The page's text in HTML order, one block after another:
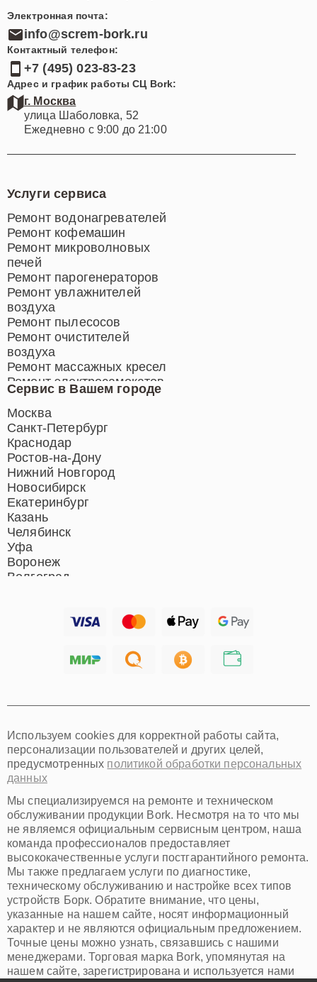
Электронная почта:
info@screm-bork.ru
Контактный телефон:
+7 (495) 023-83-23
Адрес и график работы СЦ Bork:
г. Москва
улица Шаболовка, 52
Ежедневно с 9:00 до 21:00
Сервис в Вашем городе
Москва
Санкт-Петербург
Краснодар
Ростов-на-Дону
Нижний Новгород
Новосибирск
Екатеринбург
Казань
Челябинск
Уфа
Воронеж
Волгоград
Хабаровск
Иркутск
Омск
Красноярск
Пермь
Ульяновск
Киров
Архангельск
Астрахань
Белгород
Благовещенск
Брянск
Владивосток
Владикавказ
Владимир
Волжский
Вологда
Грозный
Иваново
Услуги сервиса
Ремонт водонагревателей
Ремонт кофемашин
Ремонт микроволновых
печей
Ремонт парогенераторов
Ремонт увлажнителей
воздуха
Ремонт пылесосов
Ремонт очистителей
воздуха
Ремонт массажных кресел
Ремонт электросамокатов
Ремонт индукционных плит
Ремонт роботов-пылесосов
Ремонт гладильных систем
Ремонт отпаривателей
Ремонт вертикальных
пылесосов
Используем cookies для корректной работы сайта,
персонализации пользователей и других целей,
предусмотренных политикой обработки персональных
данных
Мы специализируемся на ремонте и техническом
обслуживании продукции Bork. Несмотря на то что мы
не являемся официальным сервисным центром, наша
команда профессионалов предоставляет
высококачественные услуги постгарантийного ремонта.
Мы также предлагаем услуги по диагностике,
техническому обслуживанию и настройке всех типов
устройств Борк. Обратите внимание, что цены,
указанные на нашем сайте, носят информационный
характер и не являются официальным предложением.
Точные цены можно узнать, связавшись с нашими
менеджерами. Торговая марка Bork, упомянутая на
нашем сайте, зарегистрирована и используется нами